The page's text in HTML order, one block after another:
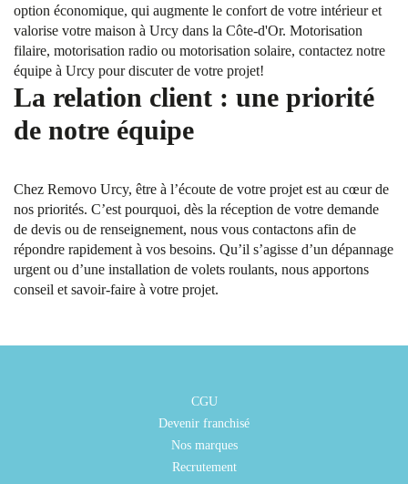
option économique, qui augmente le confort de votre intérieur et
valorise votre maison à Urcy dans la Côte-d'Or. Motorisation
filaire, motorisation radio ou motorisation solaire, contactez notre
équipe à Urcy pour discuter de votre projet!
La relation client : une priorité
de notre équipe
Chez Removo Urcy, être à l’écoute de votre projet est au cœur de
nos priorités. C’est pourquoi, dès la réception de votre demande
de devis ou de renseignement, nous vous contactons afin de
répondre rapidement à vos besoins. Qu’il s’agisse d’un dépannage
urgent ou d’une installation de volets roulants, nous apportons
conseil et savoir-faire à votre projet.
CGU
Devenir franchisé
Nos marques
Recrutement